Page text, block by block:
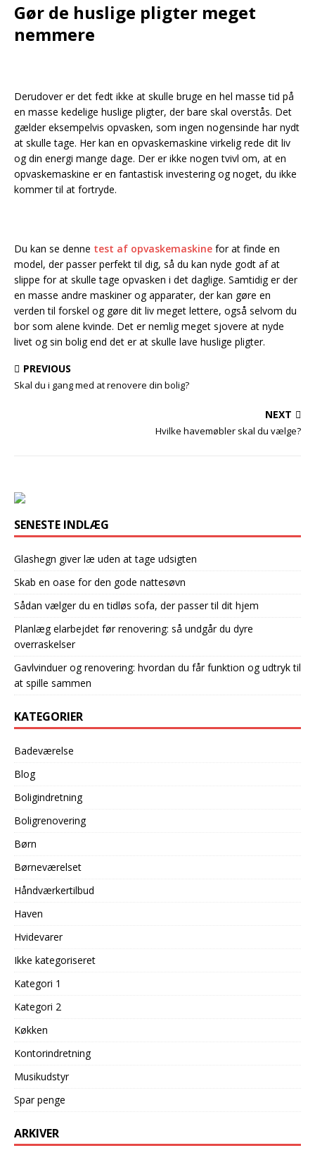
Gør de huslige pligter meget
nemmere
Derudover er det fedt ikke at skulle bruge en hel masse tid på
en masse kedelige huslige pligter, der bare skal overstås. Det
gælder eksempelvis opvasken, som ingen nogensinde har nydt
at skulle tage. Her kan en opvaskemaskine virkelig rede dit liv
og din energi mange dage. Der er ikke nogen tvivl om, at en
opvaskemaskine er en fantastisk investering og noget, du ikke
kommer til at fortryde.
Du kan se denne test af opvaskemaskine for at finde en
model, der passer perfekt til dig, så du kan nyde godt af at
slippe for at skulle tage opvasken i det daglige. Samtidig er der
en masse andre maskiner og apparater, der kan gøre en
verden til forskel og gøre dit liv meget lettere, også selvom du
bor som alene kvinde. Det er nemlig meget sjovere at nyde
livet og sin bolig end det er at skulle lave huslige pligter.
PREVIOUS
Skal du i gang med at renovere din bolig?
NEXT
Hvilke havemøbler skal du vælge?
SENESTE INDLÆG
Glashegn giver læ uden at tage udsigten
Skab en oase for den gode nattesøvn
Sådan vælger du en tidløs sofa, der passer til dit hjem
Planlæg elarbejdet før renovering: så undgår du dyre
overraskelser
Gavlvinduer og renovering: hvordan du får funktion og udtryk til
at spille sammen
KATEGORIER
Badeværelse
Blog
Boligindretning
Boligrenovering
Børn
Børneværelset
Håndværkertilbud
Haven
Hvidevarer
Ikke kategoriseret
Kategori 1
Kategori 2
Køkken
Kontorindretning
Musikudstyr
Spar penge
ARKIVER